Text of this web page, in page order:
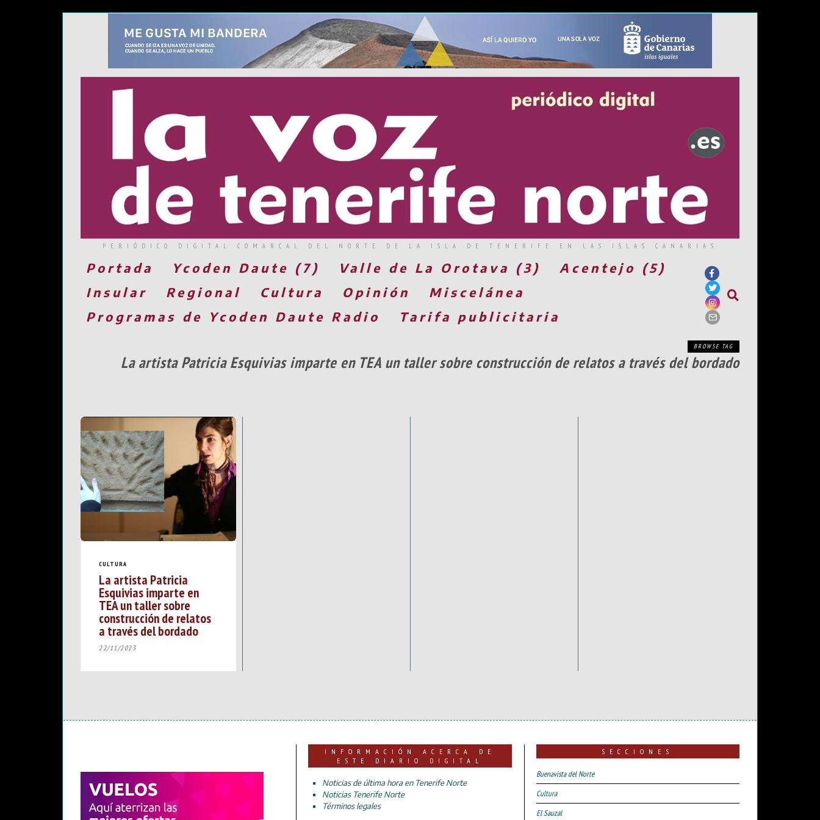
PERIÓDICO DIGITAL COMARCAL DEL NORTE DE LA ISLA DE TENERIFE EN LAS ISLAS CANARIAS
Portada Ycoden Daute (7) Valle de La Orotava (3)
Acentejo (5)
Insular
Regional Cultura Opinión
Miscelánea
Programas de Ycoden Daute Radio
Tarifa publicitaria
BROWSE TAG
La artista Patricia Esquivias imparte en TEA un taller sobre construcción de relatos a través del bordado
CULTURA
La artista Patricia
Esquivias imparte en
TEA un taller sobre
construcción de relatos
a través del bordado
22/11/2023
INFORMACIÓN ACERCA DE
ESTE DIARIO DIGITAL
Noticias de última hora en Tenerife Norte
Noticias Tenerife Norte
Términos legales
SECCIONES
Buenavista del Norte
Cultura
El Sauzal